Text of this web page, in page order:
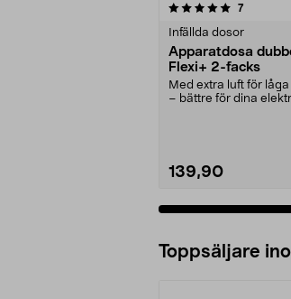
7
Infällda dosor
Apparatdosa
Flexi+ 2-facks
Med extra luft för
– bättre för dina
139,90
5.0av 5
Toppsäljare